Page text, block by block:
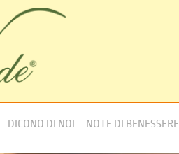
DICONO DI NOI NOTE DI BENESSERE